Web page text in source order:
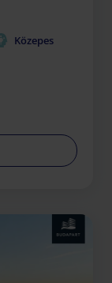
Közepes